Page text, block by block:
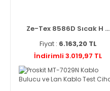
Ze-Tex 8586D Sıcak H ...
Fiyat : 6.163,20 TL
İndirimli 3.019,97 TL